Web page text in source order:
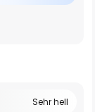
Sehr hell